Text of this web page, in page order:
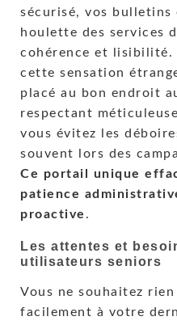
sécurisé, vos bulletins
houlette des services
cohérence et lisibilité.
cette sensation
placé au bon endroit
respectant
vous évitez les
souvent lors des
Ce portail unique
patience
proactive .
Les attentes et
utilisateurs seniors
Vous ne souhaitez
facilement à votre